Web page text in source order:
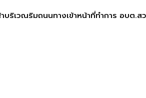
ริเวณริมถนนทางเข้าหน้าที่ทำการ อบต.